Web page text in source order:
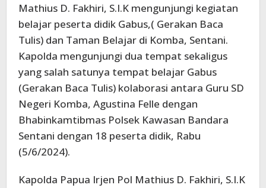
Mathius D. Fakhiri, S.I.K mengunjungi kegiatan
belajar peserta didik Gabus,( Gerakan Baca
Tulis) dan Taman Belajar di Komba, Sentani.
Kapolda mengunjungi dua tempat sekaligus
yang salah satunya tempat belajar Gabus
(Gerakan Baca Tulis) kolaborasi antara Guru SD
Negeri Komba, Agustina Felle dengan
Bhabinkamtibmas Polsek Kawasan Bandara
Sentani dengan 18 peserta didik, Rabu
(5/6/2024).
Kapolda Papua Irjen Pol Mathius D. Fakhiri, S.I.K